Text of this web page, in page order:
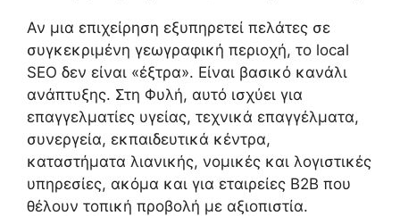
Αν μια επιχείρηση εξυπηρετεί πελάτες σε
συγκεκριμένη γεωγραφική περιοχή, το local
SEO δεν είναι «έξτρα». Είναι βασικό κανάλι
ανάπτυξης. Στη Φυλή, αυτό ισχύει για
επαγγελματίες υγείας, τεχνικά επαγγέλματα,
συνεργεία, εκπαιδευτικά κέντρα,
καταστήματα λιανικής, νομικές και λογιστικές
υπηρεσίες, ακόμα και για εταιρείες B2B που
θέλουν τοπική προβολή με αξιοπιστία.